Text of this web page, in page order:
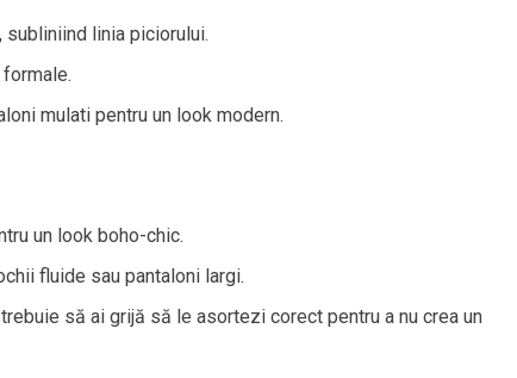
linia piciorului.
mulati pentru un look modern.
un look boho-chic.
fluide sau pantaloni largi.
să ai grijă să le asortezi corect pentru a nu crea un